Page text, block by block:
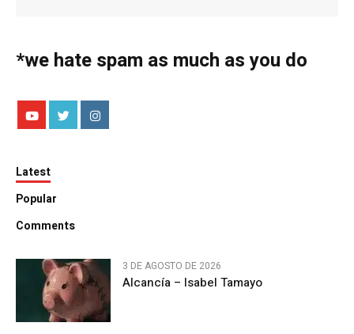
*we hate spam as much as you do
Latest
Popular
Comments
3 DE AGOSTO DE 2026
Alcancía – Isabel Tamayo